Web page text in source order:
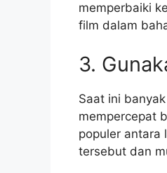
memperbaiki
film dalam
3.
Saat ini
mempercepat
populer antara
tersebut dan